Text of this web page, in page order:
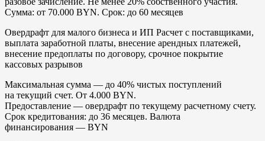
Сумма: от 70.000 BYN. Срок: до 60 месяцев
Овердрафт для малого бизнеса и ИП Расчет с поставщиками,
выплата заработной платы, внесение арендных платежей,
внесение предоплаты по договору, срочное покрытие
кассовых разрывов
Максимальная сумма — до 40% чистых поступлений
на текущий счет. От 4.000 BYN.
Предоставление — овердрафт по текущему расчетному счету.
Срок кредитования: до 36 месяцев. Валюта
финансирования — BYN